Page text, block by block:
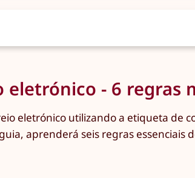
eletrónico - 6 regras
eletrónico utilizando a etiqueta de
aprenderá seis regras